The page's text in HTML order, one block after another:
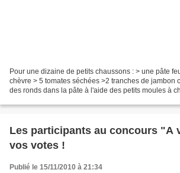
Pour une dizaine de petits chaussons : > une pâte
chèvre > 5 tomates séchées >2 tranches de jambon
des ronds dans la pâte à l'aide des petits moules à
Les participants au concours "A
vos votes !
Publié le 15/11/2010 à 21:34